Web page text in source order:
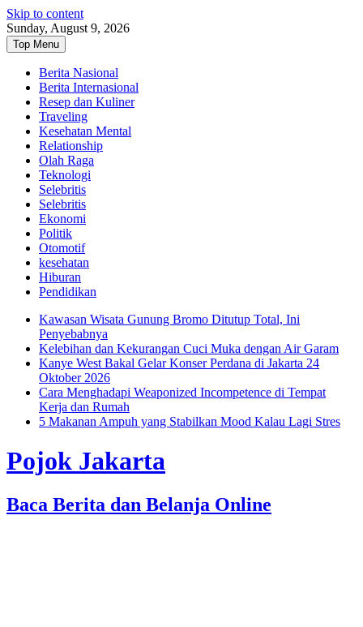
Skip to content
Sunday, August 9, 2026
Top Menu
Berita Nasional
Berita Internasional
Resep dan Kuliner
Traveling
Kesehatan Mental
Relationship
Olah Raga
Teknologi
Selebritis
Selebritis
Ekonomi
Politik
Otomotif
kesehatan
Hiburan
Pendidikan
Kawasan Wisata Gunung Bromo Ditutup Total, Ini
Penyebabnya
Kelebihan dan Kekurangan Cuci Muka dengan Air Garam
Kanye West Bakal Gelar Konser Perdana di Jakarta 24
Oktober 2026
Cara Menghadapi Weaponized Incompetence di Tempat
Kerja dan Rumah
5 Makanan Ampuh yang Stabilkan Mood Kalau Lagi Stres
Pojok Jakarta
Baca Berita dan Belanja Online